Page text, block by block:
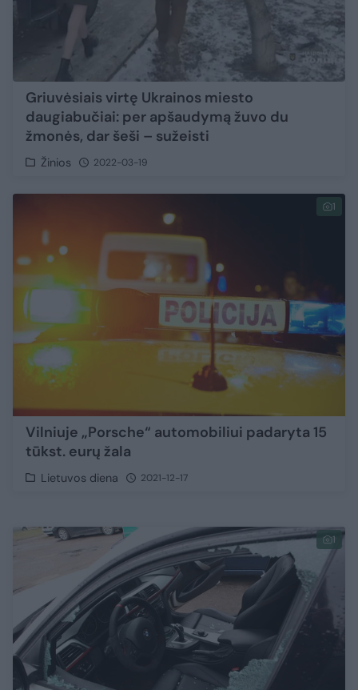
Griuvėsiais virtę Ukrainos miesto
daugiabučiai: per apšaudymą žuvo du
žmonės, dar šeši – sužeisti
Žinios 2022-03-19
1
Vilniuje „Porsche“ automobiliui padaryta 15
tūkst. eurų žala
Lietuvos diena 2021-12-17
1